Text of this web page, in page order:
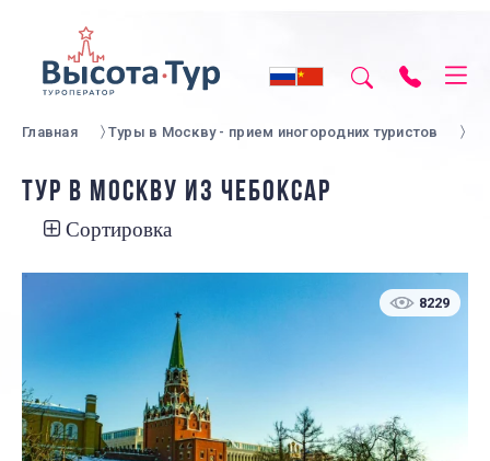
Главная Туры в Москву - прием иногородних туристов
ТУР В МОСКВУ ИЗ ЧЕБОКСАР
Сортировка
8229